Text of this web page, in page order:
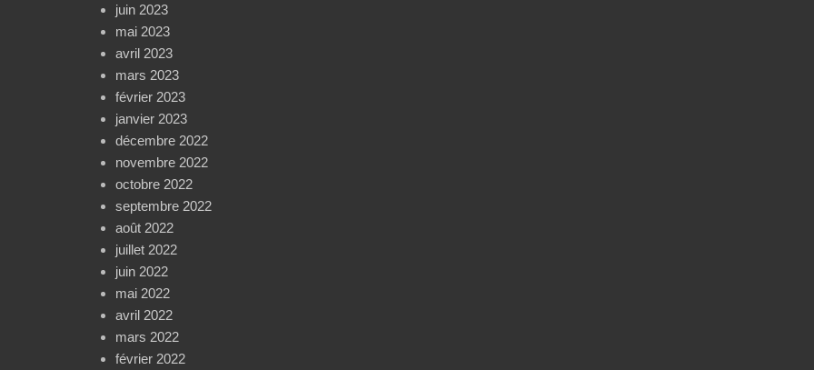
juin 2023
mai 2023
avril 2023
mars 2023
février 2023
janvier 2023
décembre 2022
novembre 2022
octobre 2022
septembre 2022
août 2022
juillet 2022
juin 2022
mai 2022
avril 2022
mars 2022
février 2022